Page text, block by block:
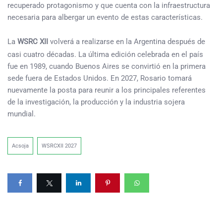
recuperado protagonismo y que cuenta con la infraestructura
necesaria para albergar un evento de estas características.
La WSRC XII volverá a realizarse en la Argentina después de
casi cuatro décadas. La última edición celebrada en el país
fue en 1989, cuando Buenos Aires se convirtió en la primera
sede fuera de Estados Unidos. En 2027, Rosario tomará
nuevamente la posta para reunir a los principales referentes
de la investigación, la producción y la industria sojera
mundial.
Acsoja WSRCXII 2027